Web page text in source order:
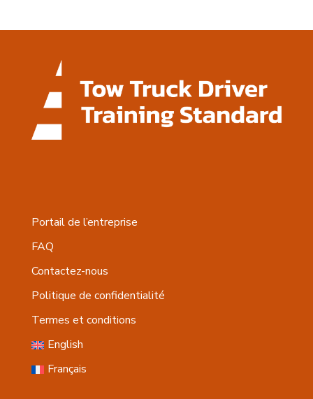
Portail de l’entreprise
FAQ
Contactez-nous
Politique de confidentialité
Termes et conditions
English
Français